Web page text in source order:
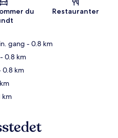
Kort
du
Restauranter
gang - 0.8 km
- 0.8 km
0.8 km
km